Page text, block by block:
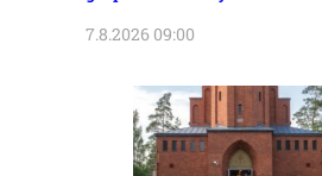
7.8.2026 09:00